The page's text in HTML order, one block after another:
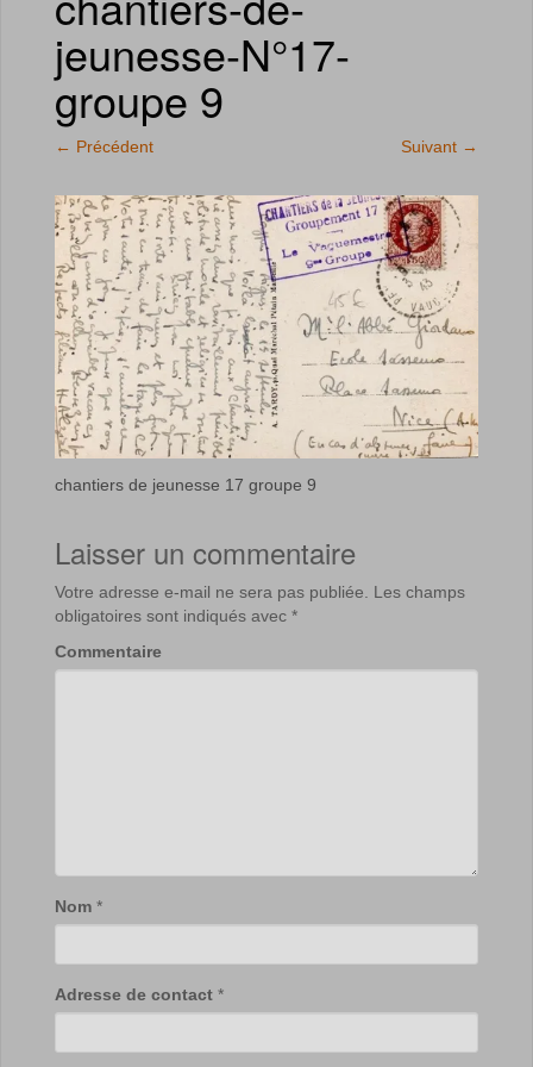
jeunesse-N°17-
groupe 9
← Précédent Suivant →
chantiers de jeunesse 17 groupe 9
Laisser un commentaire
Votre adresse e-mail ne sera pas publiée.
Les champs
obligatoires sont indiqués avec *
Commentaire
Nom *
Adresse de contact *